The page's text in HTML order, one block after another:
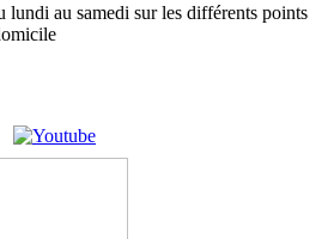
lundi au samedi sur les différents points